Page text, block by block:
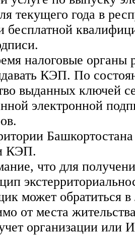
текущего года в
бесплатной
налоговые органы
КЭП. По
выданных ключей
электронной
КЭП.
что для
может обратиться
от места
организации или